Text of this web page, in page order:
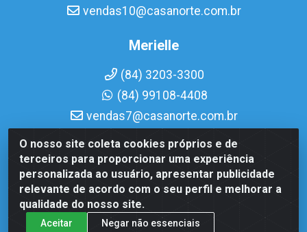
O nosso site coleta cookies próprios e de
terceiros para proporcionar uma experiência
personalizada ao usuário, apresentar publicidade
relevante de acordo com o seu perfil e melhorar a
qualidade do nosso site.
Aceitar Negar não essenciais
vendas10@casanorte.com.br
Merielle
(84) 3203-3300
(84) 99108-4408
vendas7@casanorte.com.br
Casa Norte LTDA - Av. Interventor Mário Câmara, 1815 -
Dix-Sept Rosado, Natal/RN - CEP 59054-600 - CNPJ
08.713.513/0001-51